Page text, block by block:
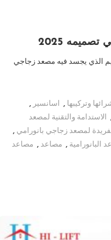
2025
الذي يجسد فيه مصعد زجاجي
وتركيبها , اسانسير ,
الاستدامة والتقنية لمصعد
لمصعد زجاجي بانورامي ,
البانورامية , مصاعد , مصاعد